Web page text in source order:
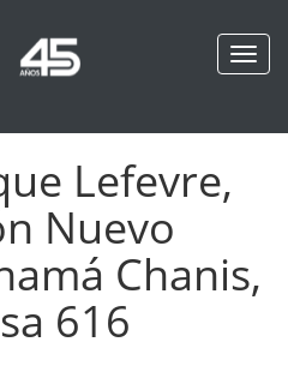
Lefevre,
Nuevo
Chanis,
616